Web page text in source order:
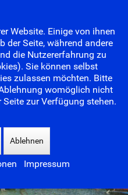
Website. Einige von ihnen
der Seite, während andere
die Nutzererfahrung zu
Sie können selbst
zulassen möchten. Bitte
womöglich nicht
zur Verfügung stehen.
Ablehnen
Impressum